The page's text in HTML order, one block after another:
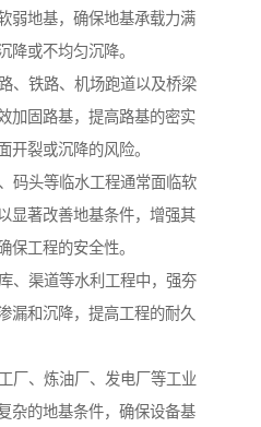
弱地基，确保地基承载力满
降或不均匀沉降。
、铁路、机场跑道以及桥梁
加固路基，提高路基的密实
开裂或沉降的风险。
码头等临水工程通常面临软
显著改善地基条件，增强其
保工程的安全性。
、渠道等水利工程中，强夯
漏和沉降，提高工程的耐久
厂、炼油厂、发电厂等工业
杂的地基条件，确保设备基